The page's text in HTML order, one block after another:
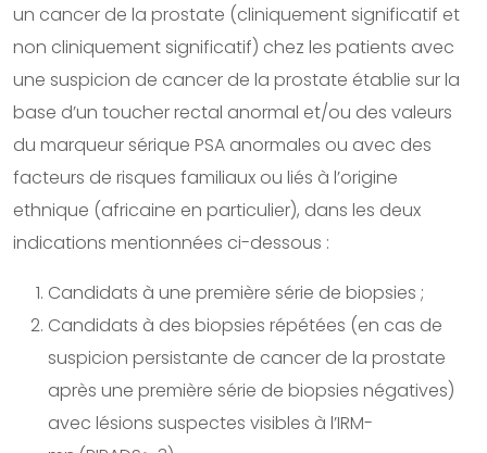
un cancer de la prostate (cliniquement significatif et
non cliniquement significatif) chez les patients avec
une suspicion de cancer de la prostate établie sur la
base d’un toucher rectal anormal et/ou des valeurs
du marqueur sérique PSA anormales ou avec des
facteurs de risques familiaux ou liés à l’origine
ethnique (africaine en particulier), dans les deux
indications mentionnées ci-dessous :
Candidats à une première série de biopsies ;
Candidats à des biopsies répétées (en cas de
suspicion persistante de cancer de la prostate
après une première série de biopsies négatives)
avec lésions suspectes visibles à l’IRM-